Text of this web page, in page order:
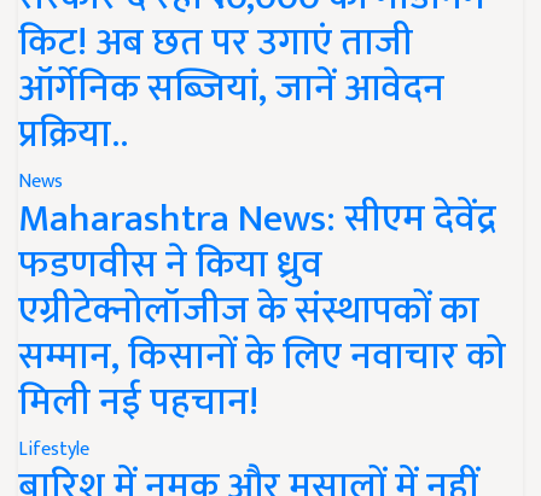
किट! अब छत पर उगाएं ताजी
ऑर्गेनिक सब्जियां, जानें आवेदन
प्रक्रिया..
News
Maharashtra News: सीएम देवेंद्र
फडणवीस ने किया ध्रुव
एग्रीटेक्नोलॉजीज के संस्थापकों का
सम्मान, किसानों के लिए नवाचार को
मिली नई पहचान!
Lifestyle